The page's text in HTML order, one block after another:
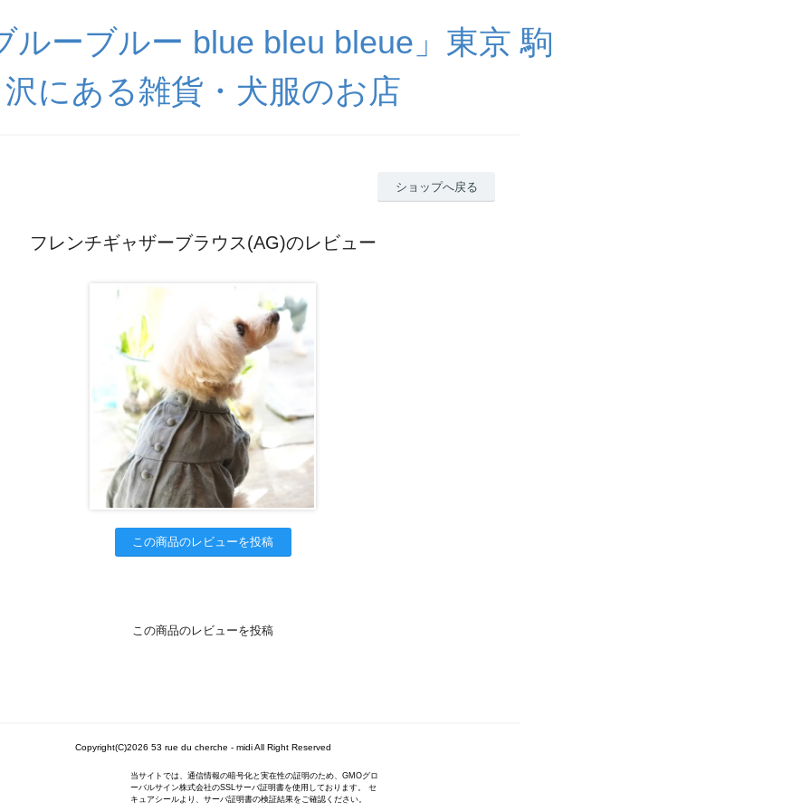
ルーブルー blue bleu bleue」東京 駒
沢にある雑貨・犬服のお店
ショップへ戻る
フレンチギャザーブラウス(AG)のレビュー
この商品のレビューを投稿
この商品のレビューを投稿
Copyright(C)2026 53 rue du cherche - midi All Right Reserved
当サイトでは、通信情報の暗号化と実在性の証明のため、GMOグロ
ーバルサイン株式会社のSSLサーバ証明書を使用しております。 セ
キュアシールより、サーバ証明書の検証結果をご確認ください。